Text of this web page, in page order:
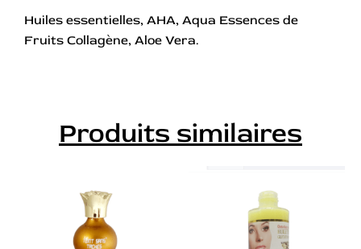
Huiles essentielles, AHA, Aqua Essences de
Fruits Collagène, Aloe Vera.
Produits similaires